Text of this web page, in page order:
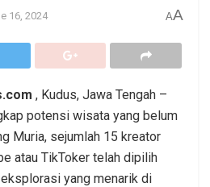
16, 2024 AA
, Kudus, Jawa Tengah –
potensi wisata yang belum
Muria, sejumlah 15 kreator
atau TikToker telah dipilih
yang menarik di